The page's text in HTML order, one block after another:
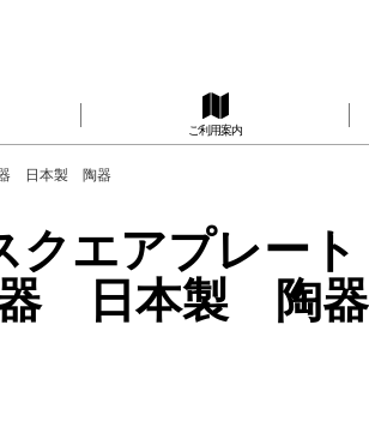
ご利用案内
器 日本製 陶器
クエアプレー
日本製 陶器